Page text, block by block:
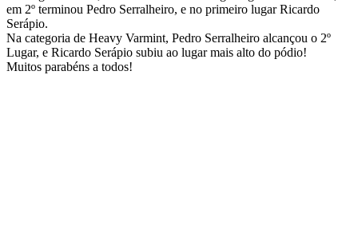
em 2º terminou Pedro Serralheiro, e no primeiro lugar Ricardo
Serápio.
Na categoria de Heavy Varmint, Pedro Serralheiro alcançou o 2º
Lugar, e Ricardo Serápio subiu ao lugar mais alto do pódio!
Muitos parabéns a todos!